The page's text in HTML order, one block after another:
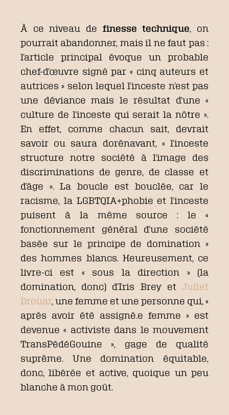
À ce niveau de finesse technique, on
pourrait abandonner, mais il ne faut pas :
l’article principal évoque un probable
chef-d’œuvre signé par « cinq auteurs et
autrices » selon lequel l’inceste n’est pas
une déviance mais le résultat d’une «
culture de l’inceste qui serait la nôtre ».
En effet, comme chacun sait, devrait
savoir ou saura dorénavant, « l’inceste
structure notre société à l’image des
discriminations de genre, de classe et
d’âge ». La boucle est bouclée, car le
racisme, la LGBTQIA+phobie et l’inceste
puisent à la même source : le «
fonctionnement général d’une société
basée sur le principe de domination »
des hommes blancs. Heureusement, ce
livre-ci est « sous la direction » (la
domination, donc) d’Iris Brey et Juliet
Drouar, une femme et une personne qui, «
après avoir été assigné.e femme » est
devenue « activiste dans le mouvement
TransPédéGouine », gage de qualité
suprême. Une domination équitable,
donc, libérée et active, quoique un peu
blanche à mon goût.